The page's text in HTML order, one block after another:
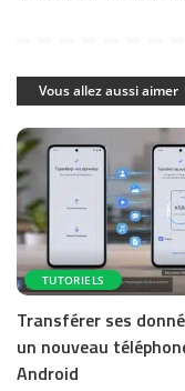
Vous allez aussi aimer
TUTORIELS
Transférer ses
un nouveau
Android